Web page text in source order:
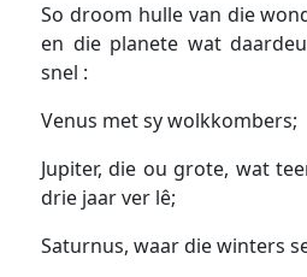
So droom hulle van die
en die planete wat
snel :
Venus met sy wolkkombers;
Jupiter, die ou grote, wat
drie jaar ver lê;
Saturnus, waar die winters